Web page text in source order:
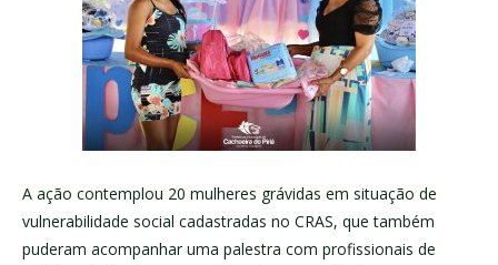
A ação contemplou 20 mulheres grávidas em situação de
vulnerabilidade social cadastradas no CRAS, que também
puderam acompanhar uma palestra com profissionais de